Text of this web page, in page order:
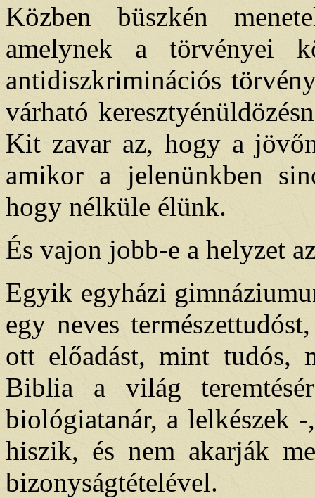
Közben büszkén
amelynek a törvényei
antidiszkriminációs
várható
Kit zavar az, hogy a
amikor a jelenünkben
hogy nélküle élünk.
És vajon jobb-e a helyzet
Egyik egyházi
egy neves
ott előadást, mint tudós,
Biblia a világ
biológiatanár, a lelkészek
hiszik, és nem akarják
bizonyságtételével.